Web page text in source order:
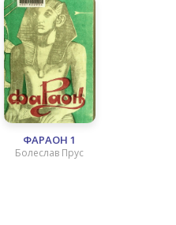
ФАРАОН 1
Болеслав Прус